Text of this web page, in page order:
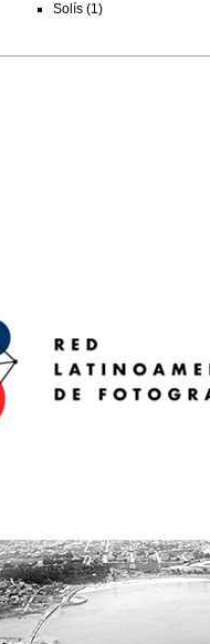
Solís (1)